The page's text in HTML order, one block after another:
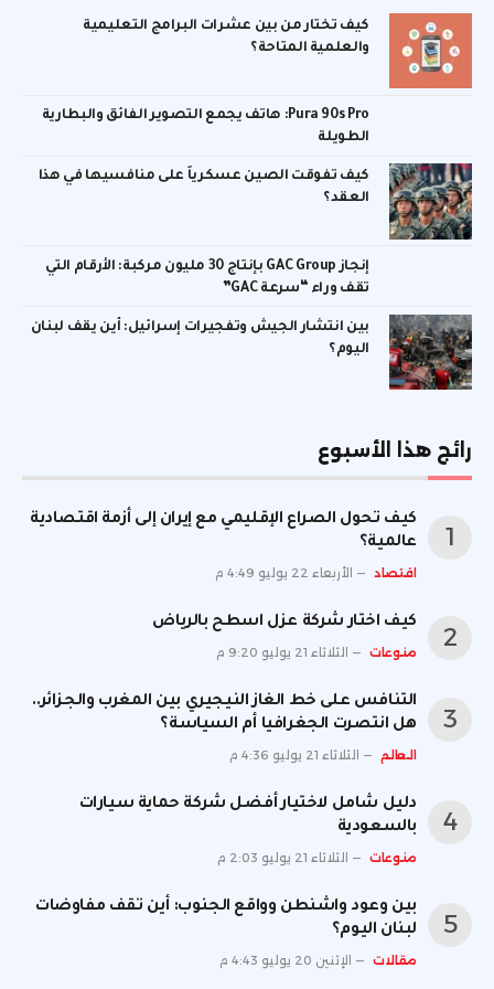
كيف تختار من بين عشرات البرامج التعليمية
والعلمية المتاحة؟
Pura 90s Pro: هاتف يجمع التصوير الفائق والبطارية
الطويلة
كيف تفوقت الصين عسكرياً على منافسيها في هذا
العقد؟
إنجاز GAC Group بإنتاج 30 مليون مركبة: الأرقام التي
تقف وراء “سرعة GAC”
بين انتشار الجيش وتفجيرات إسرائيل: أين يقف لبنان
اليوم؟
رائج هذا الأسبوع
كيف تحول الصراع الإقليمي مع إيران إلى أزمة اقتصادية
عالمية؟
اقتصاد الأربعاء 22 يوليو 4:49 م
كيف اختار شركة عزل اسطح بالرياض
منوعات الثلاثاء 21 يوليو 9:20 م
التنافس على خط الغاز النيجيري بين المغرب والجزائر..
هل انتصرت الجغرافيا أم السياسة؟
العالم الثلاثاء 21 يوليو 4:36 م
دليل شامل لاختيار أفضل شركة حماية سيارات
بالسعودية
منوعات الثلاثاء 21 يوليو 2:03 م
بين وعود واشنطن وواقع الجنوب: أين تقف مفاوضات
لبنان اليوم؟
مقالات الإثنين 20 يوليو 4:43 م